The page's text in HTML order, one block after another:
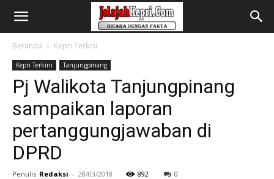
Beranda Kepri Terkini
Kepri Terkini Tanjungpinang
Pj Walikota Tanjungpinang
sampaikan laporan
pertanggungjawaban di
DPRD
Penulis Redaksi - 28/03/2018 892 0